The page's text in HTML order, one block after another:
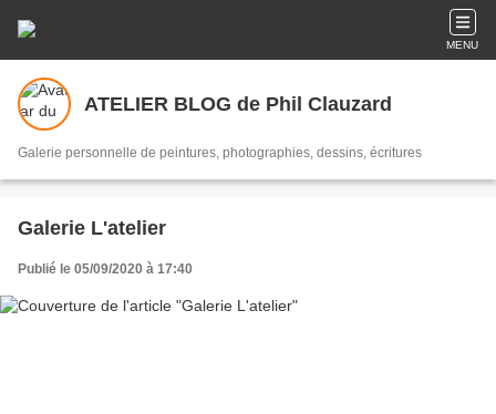
MENU
ATELIER BLOG de Phil Clauzard
Galerie personnelle de peintures, photographies, dessins, écritures
Galerie L'atelier
Publié le 05/09/2020 à 17:40